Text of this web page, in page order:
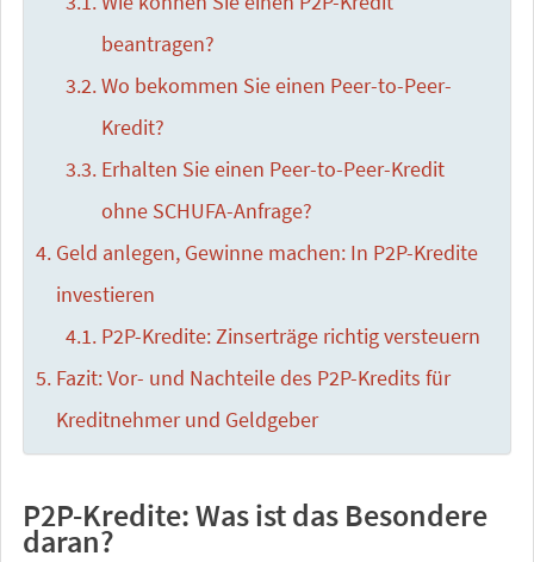
beantragen?
Wo bekommen Sie einen Peer-to-Peer-
Kredit?
Erhalten Sie einen Peer-to-Peer-Kredit
ohne SCHUFA-Anfrage?
Geld anlegen, Gewinne machen: In P2P-Kredite
investieren
P2P-Kredite: Zinserträge richtig versteuern
Fazit: Vor- und Nachteile des P2P-Kredits für
Kreditnehmer und Geldgeber
P2P-Kredite: Was ist das Besondere
daran?